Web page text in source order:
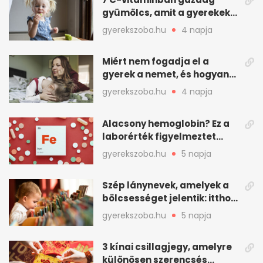
gyümölcs, amit a gyerekek
is szívesen megesznek
gyerekszoba.hu 4 napja
Miért nem fogadja el a
gyerek a nemet, és hogyan
mondd ki jól?
gyerekszoba.hu 4 napja
Alacsony hemoglobin? Ez a
laborérték figyelmeztet
vashiányra
gyerekszoba.hu 5 napja
Szép lánynevek, amelyek a
bölcsességet jelentik: itthon
is adhatók
gyerekszoba.hu 5 napja
3 kínai csillagjegy, amelyre
különösen szerencsés